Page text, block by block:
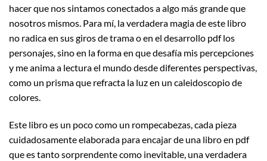
hacer que nos sintamos conectados a algo más grande que
nosotros mismos. Para mí, la verdadera magia de este libro
no radica en sus giros de trama o en el desarrollo pdf los
personajes, sino en la forma en que desafía mis percepciones
y me anima a lectura el mundo desde diferentes perspectivas,
como un prisma que refracta la luz en un caleidoscopio de
colores.
Este libro es un poco como un rompecabezas, cada pieza
cuidadosamente elaborada para encajar de una libro en pdf
que es tanto sorprendente como inevitable, una verdadera